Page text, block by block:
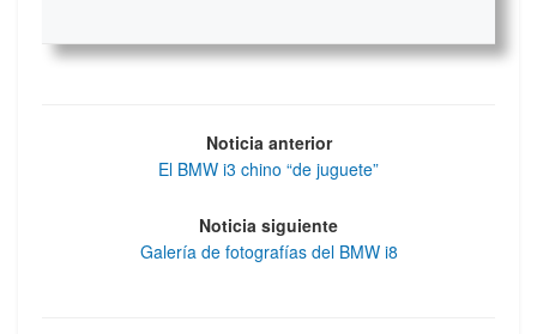
Noticia anterior
El BMW i3 chino “de juguete”
Noticia siguiente
Galería de fotografías del BMW i8